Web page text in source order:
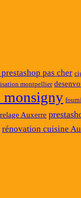
pas cher
montpellier
Auxerre
rénovation cuisine